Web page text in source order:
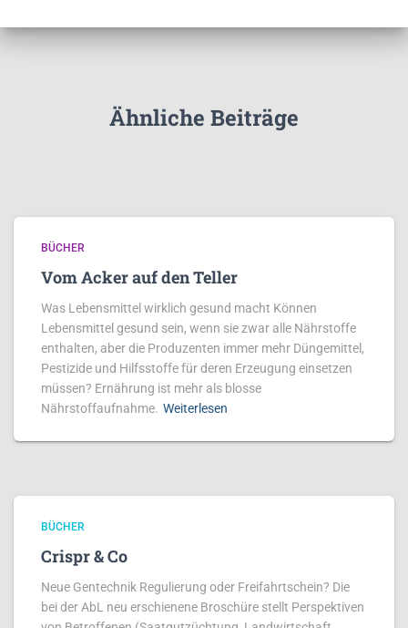
Ähnliche Beiträge
BÜCHER
Vom Acker auf den Teller
Was Lebensmittel wirklich gesund macht Können
Lebensmittel gesund sein, wenn sie zwar alle Nährstoffe
enthalten, aber die Produzenten immer mehr Düngemittel,
Pestizide und Hilfsstoffe für deren Erzeugung einsetzen
müssen? Ernährung ist mehr als blosse
Nährstoffaufnahme. Weiterlesen
BÜCHER
Crispr & Co
Neue Gentechnik Regulierung oder Freifahrtschein? Die
bei der AbL neu erschienene Broschüre stellt Perspektiven